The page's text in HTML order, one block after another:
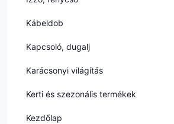
Kábeldob
Kapcsoló, dugalj
Karácsonyi világítás
Kerti és szezonális termékek
Kezdőlap